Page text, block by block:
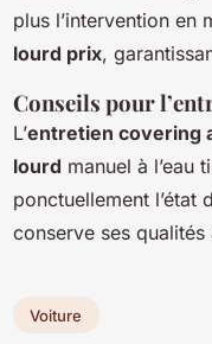
plus l’intervention en
lourd prix,
Conseils pour
L’entretien covering
lourd manuel à l’eau
ponctuellement
conserve ses
Voiture